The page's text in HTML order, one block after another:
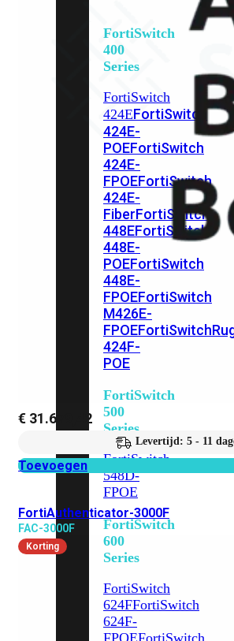
FortiSwitch
400
Series
FortiSwitch
424EFortiSwitch
424E-
POEFortiSwitch
424E-
FPOEFortiSwitch
424E-
FiberFortiSwitch
448EFortiSwitch
448E-
POEFortiSwitch
448E-
FPOEFortiSwitch
M426E-
FPOE
424F-
POE
FortiSwitch
500
Series
FortiSwitch
548D-
FPOE
FortiSwitch
600
Series
FortiSwitch
624FFortiSwitch
624F-
FPOEFortiSwitch
€ 31.679,42
Levertijd: 5 - 11
Toevoegen
FortiAuthenticator-3000F
FAC-3000F
Korting